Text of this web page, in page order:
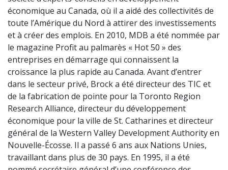
économique au Canada, où il a aidé des collectivités de
toute l’Amérique du Nord à attirer des investissements
et à créer des emplois. En 2010, MDB a été nommée par
le magazine Profit au palmarès « Hot 50 » des
entreprises en démarrage qui connaissent la
croissance la plus rapide au Canada. Avant d’entrer
dans le secteur privé, Brock a été directeur des TIC et
de la fabrication de pointe pour la Toronto Region
Research Alliance, directeur du développement
économique pour la ville de St. Catharines et directeur
général de la Western Valley Development Authority en
Nouvelle-Écosse. Il a passé 6 ans aux Nations Unies,
travaillant dans plus de 30 pays. En 1995, il a été